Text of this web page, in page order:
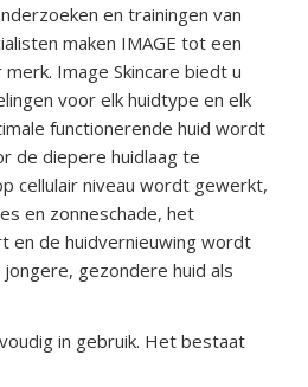
en trainingen van
maken IMAGE tot een
Image Skincare biedt u
voor elk huidtype en elk
functionerende huid wordt
de diepere huidlaag te
cellulair niveau wordt gewerkt,
en zonneschade, het
en de huidvernieuwing wordt
gezondere huid als
in gebruik. Het bestaat